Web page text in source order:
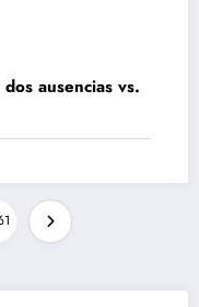
ausencias vs.